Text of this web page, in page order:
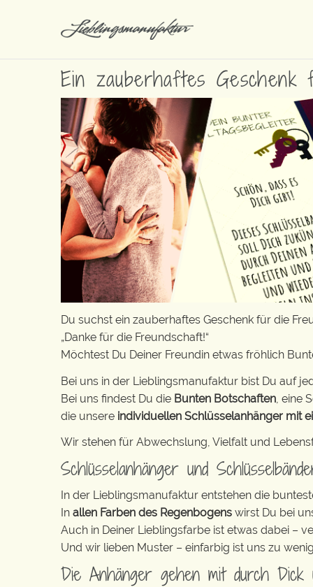
Ein zauberhaftes Geschenk
Du suchst ein zauberhaftes Geschenk für die
„Danke für die Freundschaft!“
Möchtest Du Deiner Freundin etwas fröhlich
Bei uns in der Lieblingsmanufaktur bist Du auf
Bei uns findest Du die Bunten Botschaften , eine
die unsere individuellen Schlüsselanhänger mit
Wir stehen für Abwechslung, Vielfalt und
Schlüsselanhänger und
In der Lieblingsmanufaktur entstehen die
In allen Farben des Regenbogens wirst Du bei
Auch in Deiner Lieblingsfarbe ist etwas dabei –
Und wir lieben Muster – einfarbig ist uns zu
Die Anhänger gehen mit durch Dick